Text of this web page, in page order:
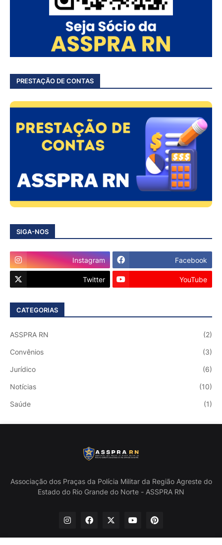
PRESTAÇÃO DE CONTAS
SIGA-NOS
Instagram Facebook
Twitter YouTube
CATEGORIAS
ASSPRA RN (2)
Convênios (3)
Jurídico (6)
Notícias (10)
Saúde (1)
Associação dos Praças da Polícia Militar da Região Agreste do
Estado do Rio Grande do Norte - ASSPRA RN